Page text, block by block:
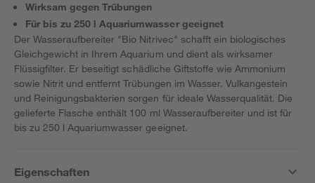
Wirksam gegen Trübungen
Für bis zu 250 l Aquariumwasser geeignet
Der Wasseraufbereiter "Bio Nitrivec" schafft ein biologisches
Gleichgewicht in Ihrem Aquarium und dient als wirksamer
Flüssigfilter. Er beseitigt schädliche Giftstoffe wie Ammonium
sowie Nitrit und entfernt Trübungen im Wasser. Vulkangestein
und Reinigungsbakterien sorgen für ideale Wasserqualität. Die
gelieferte Flasche enthält 100 ml Wasseraufbereiter und ist für
bis zu 250 l Aquariumwasser geeignet.
Eigenschaften